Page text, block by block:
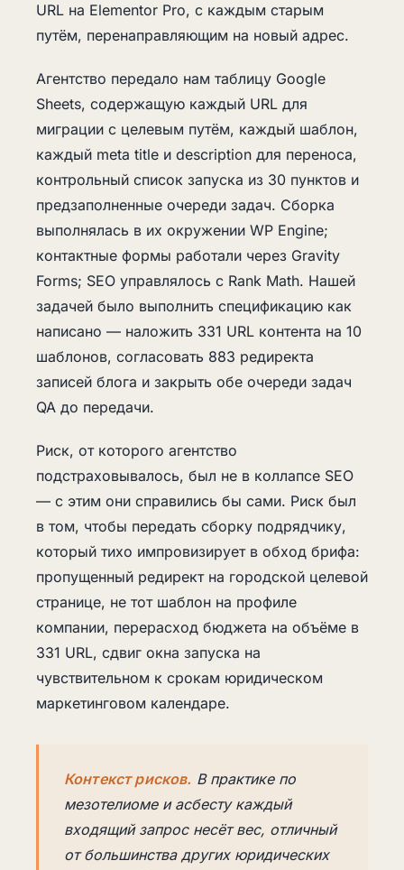
URL на Elementor Pro, с каждым старым
путём, перенаправляющим на новый адрес.
Агентство передало нам таблицу Google
Sheets, содержащую каждый URL для
миграции с целевым путём, каждый шаблон,
каждый meta title и description для переноса,
контрольный список запуска из 30 пунктов и
предзаполненные очереди задач. Сборка
выполнялась в их окружении WP Engine;
контактные формы работали через Gravity
Forms; SEO управлялось с Rank Math. Нашей
задачей было выполнить спецификацию как
написано — наложить 331 URL контента на 10
шаблонов, согласовать 883 редиректа
записей блога и закрыть обе очереди задач
QA до передачи.
Риск, от которого агентство
подстраховывалось, был не в коллапсе SEO
— с этим они справились бы сами. Риск был
в том, чтобы передать сборку подрядчику,
который тихо импровизирует в обход брифа:
пропущенный редирект на городской целевой
странице, не тот шаблон на профиле
компании, перерасход бюджета на объёме в
331 URL, сдвиг окна запуска на
чувствительном к срокам юридическом
маркетинговом календаре.
Контекст рисков. В практике по
мезотелиоме и асбесту каждый
входящий запрос несёт вес, отличный
от большинства других юридических